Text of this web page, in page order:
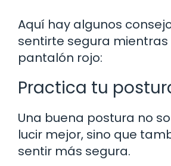
Aquí hay algunos
sentirte segura mientras
pantalón rojo:
Practica tu
Una buena postura no
lucir mejor, sino que
sentir más segura.